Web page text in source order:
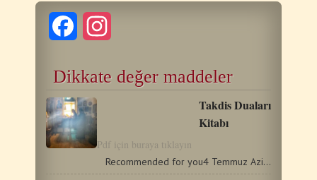
Facebook
Dikkate değer maddeler
Pdf için buraya tıklayın
Takdis Duaları
Kitabı
Recommended for you4 Temmuz Aziz Andreas, Girit Başpiskoposu13…